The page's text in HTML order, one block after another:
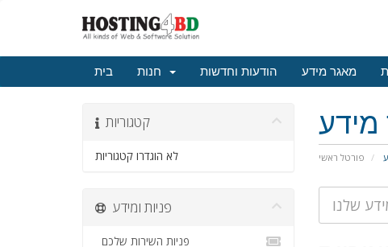
בית הודעות וחדשות מאגר מידע
פורטל ראשי
קטגוריות
לא הוגדרו קטגוריות
פניות ומידע
פניות השירות שלכם